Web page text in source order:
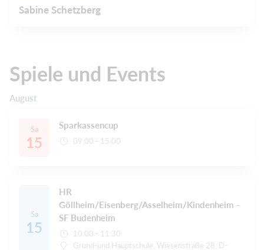
Sabine Schetzberg
Spiele und Events
August
Sa
15
Sparkassencup
09:00 - 15:00
Sa
15
HR
Göllheim/Eisenberg/Asselheim/Kindenheim -
SF Budenheim
10:00 - 11:30
Grund-und Hauptschule, Wiesenstraße 28, D-